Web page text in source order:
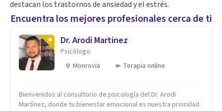
destacan los trastornos de ansiedad y el estrés.
Encuentra los mejores profesionales cerca de ti
Dr. Arodi Martinez
Psicólogo
Monrovia
Terapia online
Bienvenidos al consultorio de psicología del Dr. Arodi
Martínez, donde tu bienestar emocional es nuestra prioridad.